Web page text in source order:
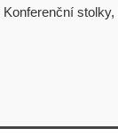
Konferenční stolky,